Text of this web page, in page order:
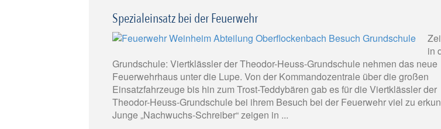
Spezialeinsatz bei der Feuerwehr
in
Grundschule: Viertklässler der Theodor-Heuss-Grundschule nehmen das neue
Feuerwehrhaus unter die Lupe. Von der Kommandozentrale über die großen
Einsatzfahrzeuge bis hin zum Trost-Teddybären gab es für die Viertklässler der
Theodor-Heuss-Grundschule bei ihrem Besuch bei der Feuerwehr viel zu
Junge „Nachwuchs-Schreiber“ zeigen in ...